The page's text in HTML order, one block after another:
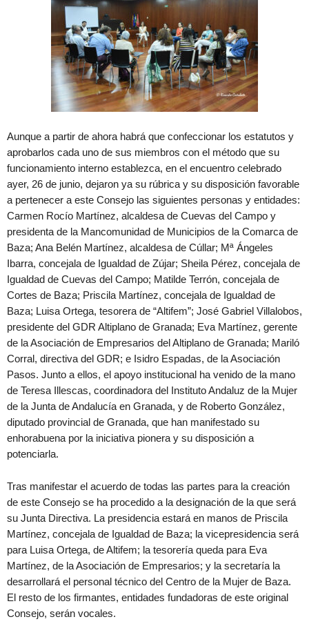
Aunque a partir de ahora habrá que confeccionar los estatutos y
aprobarlos cada uno de sus miembros con el método que su
funcionamiento interno establezca, en el encuentro celebrado
ayer, 26 de junio, dejaron ya su rúbrica y su disposición favorable
a pertenecer a este Consejo las siguientes personas y entidades:
Carmen Rocío Martínez, alcaldesa de Cuevas del Campo y
presidenta de la Mancomunidad de Municipios de la Comarca de
Baza; Ana Belén Martínez, alcaldesa de Cúllar; Mª Ángeles
Ibarra, concejala de Igualdad de Zújar; Sheila Pérez, concejala de
Igualdad de Cuevas del Campo; Matilde Terrón, concejala de
Cortes de Baza; Priscila Martínez, concejala de Igualdad de
Baza; Luisa Ortega, tesorera de “Altifem”; José Gabriel Villalobos,
presidente del GDR Altiplano de Granada; Eva Martínez, gerente
de la Asociación de Empresarios del Altiplano de Granada; Mariló
Corral, directiva del GDR; e Isidro Espadas, de la Asociación
Pasos. Junto a ellos, el apoyo institucional ha venido de la mano
de Teresa Illescas, coordinadora del Instituto Andaluz de la Mujer
de la Junta de Andalucía en Granada, y de Roberto González,
diputado provincial de Granada, que han manifestado su
enhorabuena por la iniciativa pionera y su disposición a
potenciarla.
Tras manifestar el acuerdo de todas las partes para la creación
de este Consejo se ha procedido a la designación de la que será
su Junta Directiva. La presidencia estará en manos de Priscila
Martínez, concejala de Igualdad de Baza; la vicepresidencia será
para Luisa Ortega, de Altifem; la tesorería queda para Eva
Martínez, de la Asociación de Empresarios; y la secretaría la
desarrollará el personal técnico del Centro de la Mujer de Baza.
El resto de los firmantes, entidades fundadoras de este original
Consejo, serán vocales.